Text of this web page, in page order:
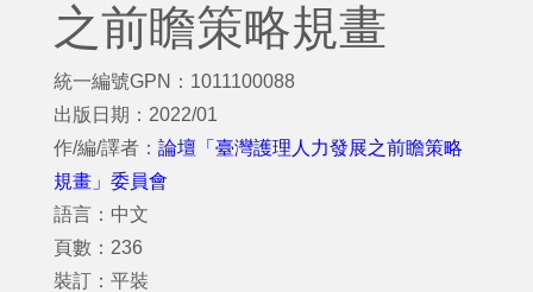
之前瞻策略規畫
統一編號GPN：1011100088
出版日期：2022/01
作/編/譯者： 論壇「臺灣護理人力發展之前瞻策略
規畫」委員會
語言：中文
頁數：236
裝訂：平裝